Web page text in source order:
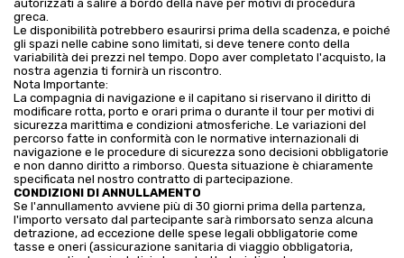
autorizzati a salire a bordo della nave per motivi di procedura
greca.
Le disponibilità potrebbero esaurirsi prima della scadenza, e poiché
gli spazi nelle cabine sono limitati, si deve tenere conto della
variabilità dei prezzi nel tempo. Dopo aver completato l'acquisto, la
nostra agenzia ti fornirà un riscontro.
Nota Importante:
La compagnia di navigazione e il capitano si riservano il diritto di
modificare rotta, porto e orari prima o durante il tour per motivi di
sicurezza marittima e condizioni atmosferiche. Le variazioni del
percorso fatte in conformità con le normative internazionali di
navigazione e le procedure di sicurezza sono decisioni obbligatorie
e non danno diritto a rimborso. Questa situazione è chiaramente
specificata nel nostro contratto di partecipazione.
CONDIZIONI DI ANNULLAMENTO
Se l'annullamento avviene più di 30 giorni prima della partenza,
l'importo versato dal partecipante sarà rimborsato senza alcuna
detrazione, ad eccezione delle spese legali obbligatorie come
tasse e oneri (assicurazione sanitaria di viaggio obbligatoria,